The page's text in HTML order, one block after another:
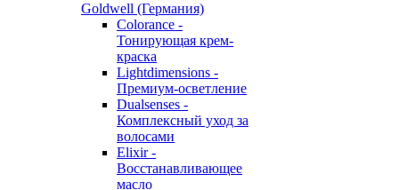
Goldwell (Германия)
Colorance -
Тонирующая крем-
краска
Lightdimensions -
Премиум-осветление
Dualsenses -
Комплексный уход за
волосами
Elixir -
Восстанавливающее
масло